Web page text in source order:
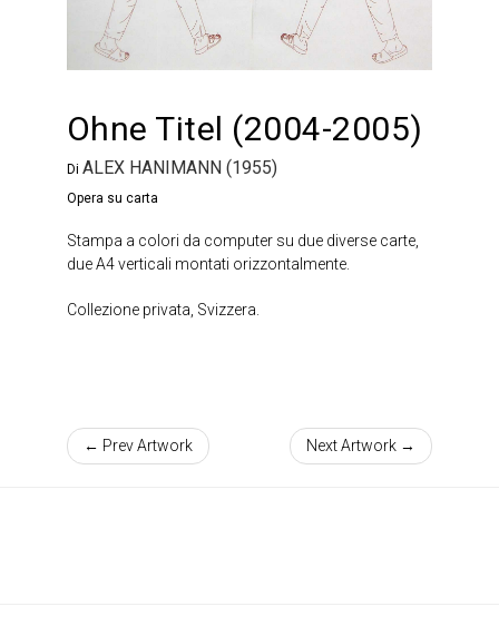
Ohne Titel (2004-2005)
Di ALEX HANIMANN (1955)
Opera su carta
Stampa a colori da computer su due diverse carte,
due A4 verticali montati orizzontalmente.
Collezione privata, Svizzera.
← Prev Artwork Next Artwork →